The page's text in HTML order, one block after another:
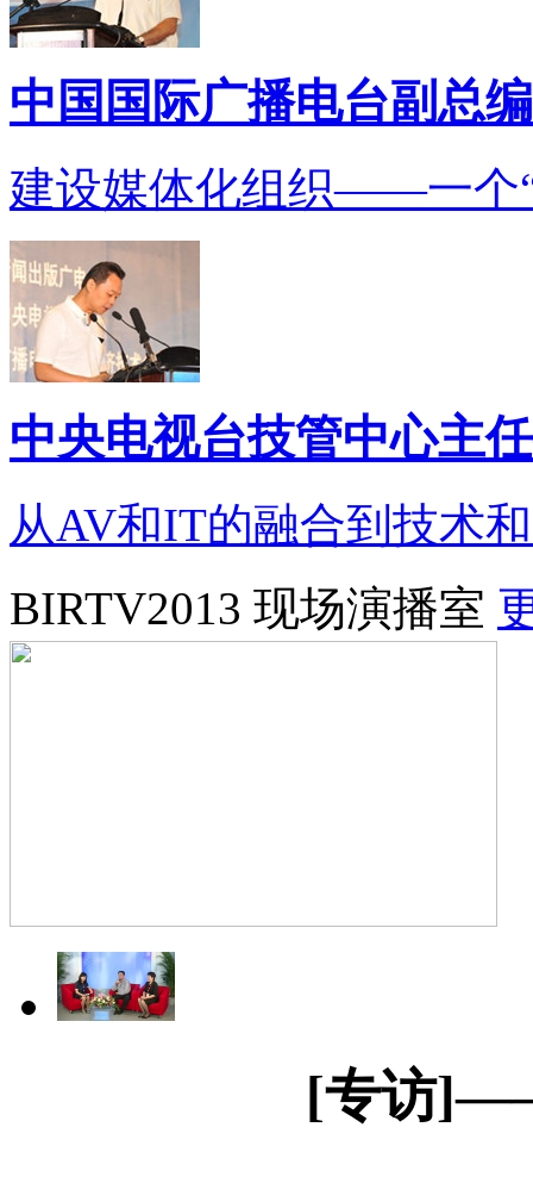
中国国际广播电台副总
建设媒体化组织——一个
中央电视台技管中心主
从AV和IT的融合到技术
BIRTV2013 现场演播室
[专访